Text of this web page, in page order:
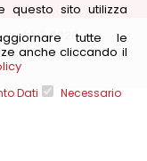
questo sito utilizza
tutte le
anche cliccando il
Dati Necessario
© 2026
“Only for